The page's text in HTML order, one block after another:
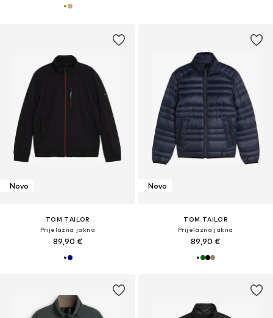
Novo
TOM TAILOR
Prijelazna jakna
89,90 €
Novo
TOM TAILOR
Prijelazna jakna
89,90 €